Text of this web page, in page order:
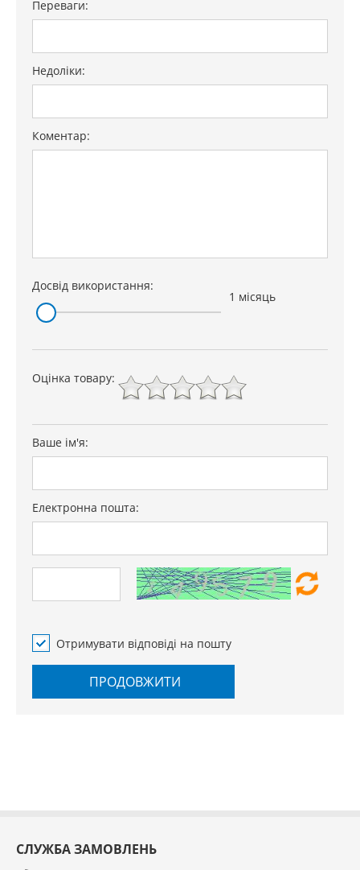
Переваги:
Недоліки:
Коментар:
Досвід використання:
1 місяць
Оцінка товару:
Ваше ім'я:
Електронна пошта:
Отримувати відповіді на пошту
ПРОДОВЖИТИ
СЛУЖБА ЗАМОВЛЕНЬ